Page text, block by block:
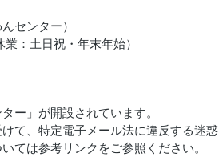
センター）
：土日祝・年末年始）
ー」が開設されています。
て、特定電子メール法に違反する迷惑
ては参考リンクをご参照ください。